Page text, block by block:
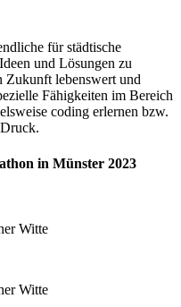
für städtische
und Lösungen zu
Zukunft lebenswert und
Fähigkeiten im Bereich
coding erlernen bzw.
in Münster 2023
Witte
Witte